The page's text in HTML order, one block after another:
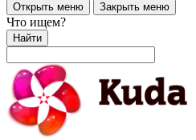
Открыть меню Закрыть меню
Что ищем?
Найти